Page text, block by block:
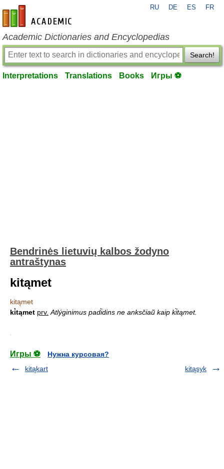
en-academic.com
RU DE ES FR
Academic Dictionaries and Encyclopedias
Search!
Interpretations Translations Books Игры ⚽
Bendrinės lietuvių kalbos žodyno
antraštynas
kitąmet
kitąmet
ki̇̀tąmet prv. Atlýginimus padi̇̀dins ne anksčiaũ kaip ki̇̀tąmet.
Игры ⚽
Нужна курсовая?
kitąkart
kitąsyk